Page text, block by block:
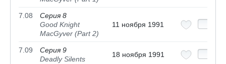
7.08
Серия 8
Good Knight
MacGyver (Part 2)
11 ноября 1991
7.09
Серия 9
Deadly Silents
18 ноября 1991